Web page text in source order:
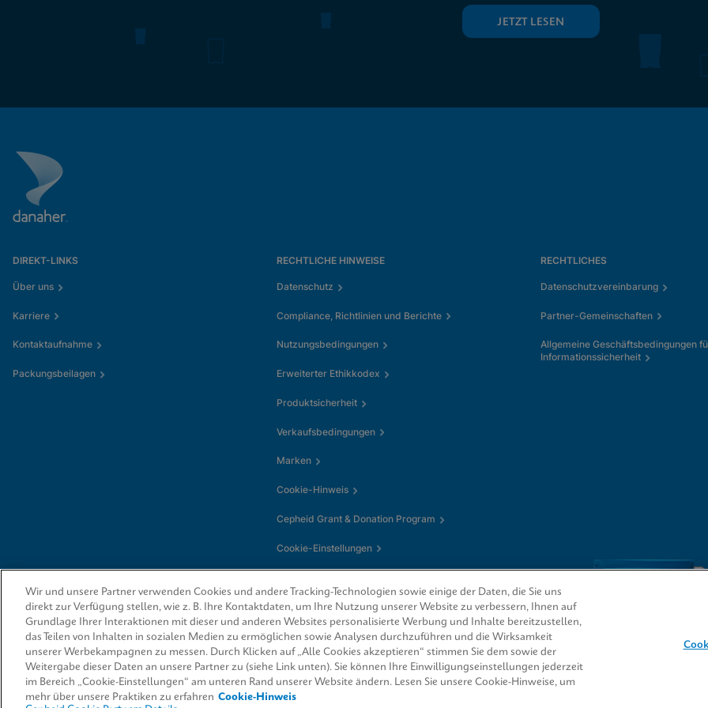
JETZT LESEN
DIREKT-LINKS
Über uns
Karriere
Kontaktaufnahme
Packungsbeilagen
RECHTLICHE HINWEISE
Datenschutz
Compliance, Richtlinien und Berichte
Nutzungsbedingungen
Erweiterter Ethikkodex
Produktsicherheit
Verkaufsbedingungen
Marken
Cookie-Hinweis
Cepheid Grant & Donation Program
Cookie-Einstellungen
RECHTLICHES
Datenschutzvereinbarung
Partner-Gemeinschaften
Allgemeine Geschäftsbedingungen
Informationssicherheit
© 2026 Cepheid. Cepheid®, das Cepheid-Logo, GeneXpert®, Xpert® und I-CORE® sind Marken
von Cepheid, die in den USA und anderen Ländern eingetragen sind.
Wir und unsere Partner verwenden Cookies und andere Tracking-Technologien sowie einige der Daten, die Sie uns
direkt zur Verfügung stellen, wie z. B. Ihre Kontaktdaten, um Ihre Nutzung unserer Website zu verbessern, Ihnen auf
Grundlage Ihrer Interaktionen mit dieser und anderen Websites personalisierte Werbung und Inhalte bereitzustellen,
das Teilen von Inhalten in sozialen Medien zu ermöglichen sowie Analysen durchzuführen und die Wirksamkeit
unserer Werbekampagnen zu messen. Durch Klicken auf „Alle Cookies akzeptieren“ stimmen Sie dem sowie der
Weitergabe dieser Daten an unsere Partner zu (siehe Link unten). Sie können Ihre Einwilligungseinstellungen jederzeit
im Bereich „Cookie-Einstellungen“ am unteren Rand unserer Website ändern. Lesen Sie unsere Cookie-Hinweise, um
mehr über unsere Praktiken zu erfahren Cookie-Hinweis